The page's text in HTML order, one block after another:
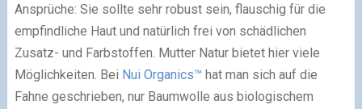
Ansprüche: Sie sollte sehr robust sein, flauschig für die
empfindliche Haut und natürlich frei von schädlichen
Zusatz- und Farbstoffen. Mutter Natur bietet hier viele
Möglichkeiten. Bei Nui Organics™ hat man sich auf die
Fahne geschrieben, nur Baumwolle aus biologischem